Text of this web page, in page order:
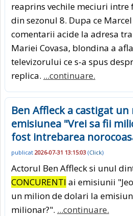
reaprins vechile meciuri intre
din sezonul 8. Dupa ce
comentarii acide la adresa
Mariei Covasa, blondina a
televizorului ce s-a spus
replica. ...continuare.
Ben Affleck a castigat
emisiunea "Vrei sa fii
fost intrebarea
publicat 2026-07-31 13:15:03 (Click)
Actorul Ben Affleck si unul
CONCURENTI ai emisiunii
un milion de dolari la
milionar?". ...continuare.